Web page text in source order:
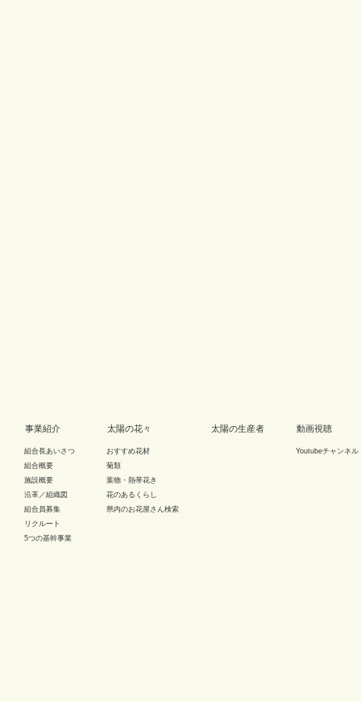
事業紹介
組合長あいさつ
組合概要
施設概要
沿革／組織図
組合員募集
リクルート
5つの基幹事業
太陽の花々
おすすめ花材
菊類
葉物・熱帯花き
花のあるくらし
県内のお花屋さん検索
太陽の生産者 動画視聴
Youtubeチャンネル